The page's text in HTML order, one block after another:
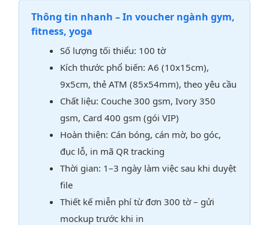
Thông tin nhanh – In voucher ngành gym,
fitness, yoga
Số lượng tối thiểu: 100 tờ
Kích thước phổ biến: A6 (10x15cm),
9x5cm, thẻ ATM (85x54mm), theo yêu cầu
Chất liệu: Couche 300 gsm, Ivory 350
gsm, Card 400 gsm (gói VIP)
Hoàn thiện: Cán bóng, cán mờ, bo góc,
đục lỗ, in mã QR tracking
Thời gian: 1–3 ngày làm việc sau khi duyệt
file
Thiết kế miễn phí từ đơn 300 tờ – gửi
mockup trước khi in